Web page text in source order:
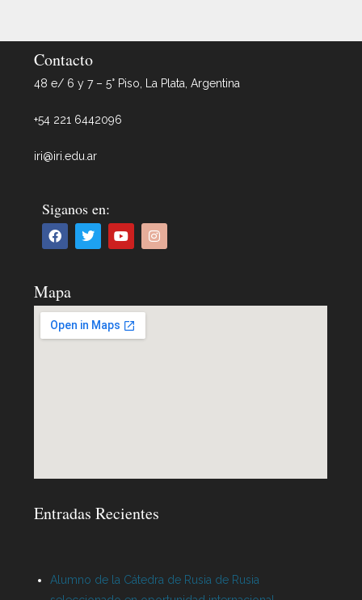
Contacto
48 e/ 6 y 7 – 5° Piso, La Plata, Argentina
+54 221 6442096
iri@iri.edu.ar
Siganos en:
Mapa
Entradas Recientes
Alumno de la Cátedra de Rusia de Rusia